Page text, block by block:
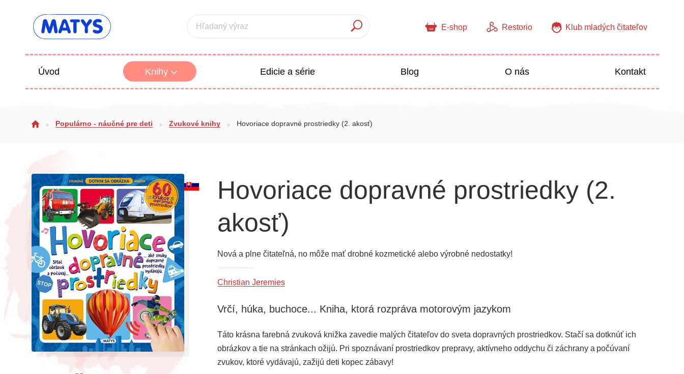
Hľadaný výraz E-shop Restorio Klub mladých čitateľov
Úvod Knihy
Všetky kategórie
Edicie a série Blog O nás Kontakt
Populárno - náučné pre deti Zvukové knihy Hovoriace dopravné prostriedky (2. akosť)
Hovoriace dopravné prostriedky (2.
akosť)
Nová a plne čitateľná, no môže mať drobné kozmetické alebo výrobné nedostatky!
Christian Jeremies
Vrčí, húka, buchoce... Kniha, ktorá rozpráva motorovým jazykom
Táto krásna farebná zvuková knižka zavedie malých čitateľov do sveta dopravných prostriedkov. Stačí sa dotknúť ich
obrázkov a tie na stránkach ožijú. Pri spoznávaní prostriedkov prepravy, aktívneho oddychu či záchrany a počúvaní
zvukov, ktoré vydávajú, zažijú deti kopec zábavy!